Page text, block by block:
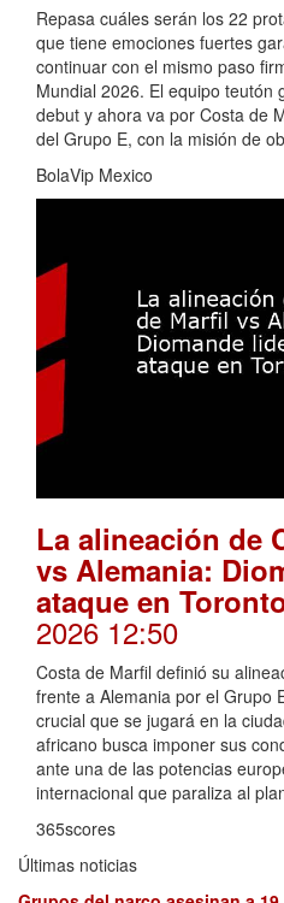
Repasa cuáles serán los 22
que tiene emociones fuertes
continuar con el mismo paso
Mundial 2026. El equipo teutón
debut y ahora va por Costa de
del Grupo E, con la misión de
BolaVip Mexico
La alineación de
vs Alemania:
ataque en
2026 12:50
Costa de Marfil definió su
frente a Alemania por el Grupo
crucial que se jugará en la
africano busca imponer sus
ante una de las potencias
internacional que paraliza al
365scores
Últimas noticias